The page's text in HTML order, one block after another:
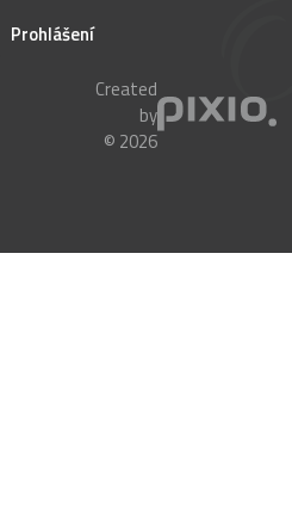
Prohlášení
Created
by
© 2026